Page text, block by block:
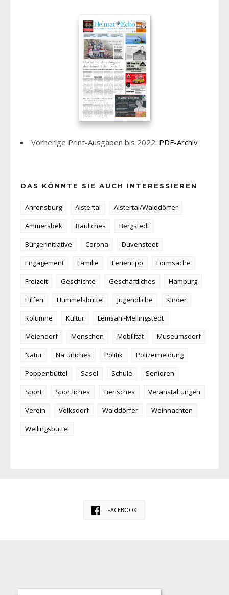
Vorherige Print-Ausgaben bis 2022: PDF-Archiv
DAS KÖNNTE SIE AUCH INTERESSIEREN
Ahrensburg Alstertal
Alstertal/Walddörfer
Ammersbek
Bauliches
Bergstedt
Bürgerinitiative
Corona
Duvenstedt
Engagement
Familie Ferientipp
Formsache
Freizeit
Geschichte Geschäftliches
Hamburg
Hilfen
Hummelsbüttel Jugendliche
Kinder
Kolumne
Kultur
Lemsahl-Mellingstedt
Meiendorf
Menschen Mobilität
Museumsdorf
Natur
Natürliches Politik
Polizeimeldung
Poppenbüttel
Sasel Schule
Senioren
Sport
Sportliches Tierisches
Veranstaltungen
Verein
Volksdorf Walddörfer
Weihnachten
Wellingsbüttel
FACEBOOK